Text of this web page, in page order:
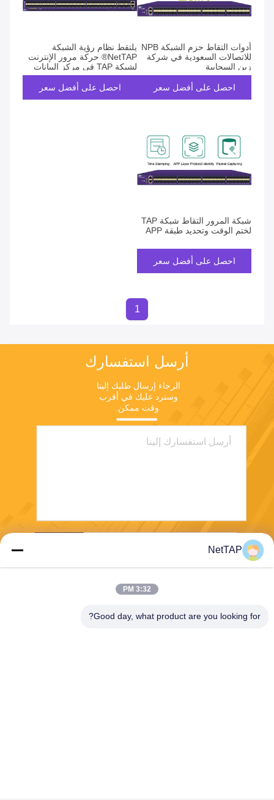
أدوات التقاط حزم الشبكة NPB
للاتصالات السعودية في شركة
زين السحابية
احصل على أفضل سعر
يلتقط نظام رؤية الشبكة
NetTAP® حركة مرور الإنترنت
لشبكة TAP في مركز البيانات
احصل على أفضل سعر
شبكة المرور التقاط شبكة TAP
لختم الوقت وتحديد طبقة APP
احصل على أفضل سعر
1
أرسل استفسارك
وقت ممكن.
NetTAP
3:32 PM
Good day, what product are you looking for?